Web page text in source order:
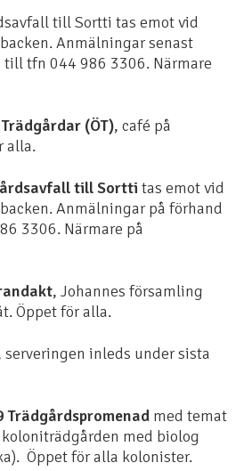
till Sortti tas emot vid
Anmälningar senast
till tfn 044 986 3306. Närmare
(ÖT), café på
alla.
till Sortti tas emot vid
Anmälningar på förhand
3306. Närmare på
, Johannes församling
Öppet för alla.
serveringen inleds under sista
Trädgårdspromenad med temat
med biolog
Öppet för alla kolonister.